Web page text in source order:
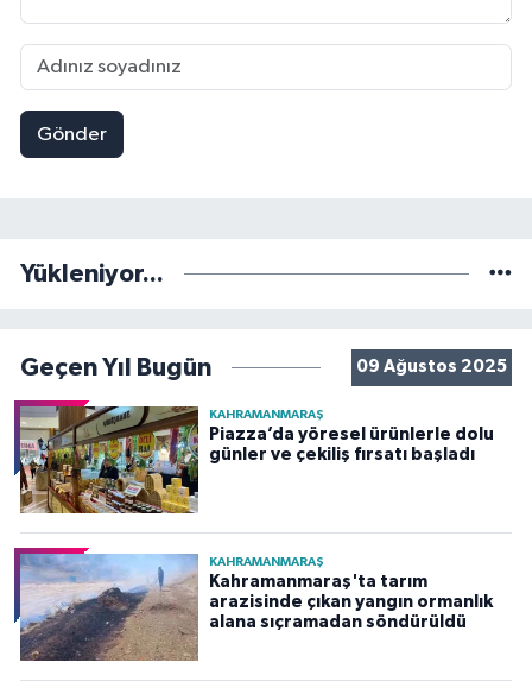
Gönder
Yükleniyor...
Geçen Yıl Bugün 09 Ağustos 2025
KAHRAMANMARAŞ
Piazza’da yöresel ürünlerle dolu
günler ve çekiliş fırsatı başladı
KAHRAMANMARAŞ
Kahramanmaraş'ta tarım
arazisinde çıkan yangın ormanlık
alana sıçramadan söndürüldü